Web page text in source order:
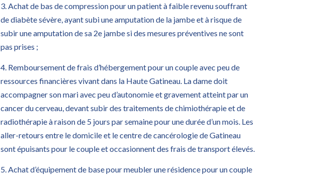
3. Achat de bas de compression pour un patient à faible revenu souffrant
de diabète sévère, ayant subi une amputation de la jambe et à risque de
subir une amputation de sa 2e jambe si des mesures préventives ne sont
pas prises ;
4. Remboursement de frais d’hébergement pour un couple avec peu de
ressources financières vivant dans la Haute Gatineau. La dame doit
accompagner son mari avec peu d’autonomie et gravement atteint par un
cancer du cerveau, devant subir des traitements de chimiothérapie et de
radiothérapie à raison de 5 jours par semaine pour une durée d’un mois. Les
aller-retours entre le domicile et le centre de cancérologie de Gatineau
sont épuisants pour le couple et occasionnent des frais de transport élevés.
5. Achat d’équipement de base pour meubler une résidence pour un couple